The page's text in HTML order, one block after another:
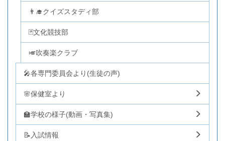
👨‍🎓クイズスタディ部
🃏文化競技部
🎺吹奏楽クラブ
🎤各専門委員会より(生徒の声)
🌸保健室より
🏫学校の様子(動画・写真集)
📝入試情報